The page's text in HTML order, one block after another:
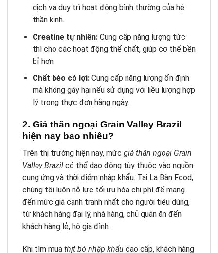
dịch và duy trì hoạt động bình thường của hệ
thần kinh.
Creatine tự nhiên:Cung cấp năng lượng tức
thì cho các hoạt động thể chất, giúp cơ thể bền
bỉ hơn.
Chất béo có lợi:Cung cấp năng lượng ổn định
mà không gây hại nếu sử dụng với liều lượng hợp
lý trong thực đơn hằng ngày.
2. Giá thăn ngoại Grain Valley Brazil
hiện nay bao nhiêu?
Trên thị trường hiện nay, mức giá thăn ngoại Grain
Valley Brazil có thể dao động tùy thuộc vào nguồn
cung ứng và thời điểm nhập khẩu. Tại La Bàn Food,
chúng tôi luôn nỗ lực tối ưu hóa chi phí để mang
đến mức giá cạnh tranh nhất cho người tiêu dùng,
từ khách hàng đại lý, nhà hàng, chủ quán ăn đến
khách hàng lẻ, hộ gia đình.
Khi tìm mua thịt bò nhập khẩu cao cấp, khách hàng